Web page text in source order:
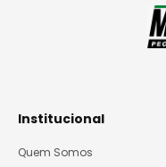
Institucional
Quem Somos